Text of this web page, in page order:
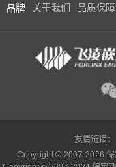
品牌 关于我们 品质保障
友情链接：
Copyright © 2007-2026 保